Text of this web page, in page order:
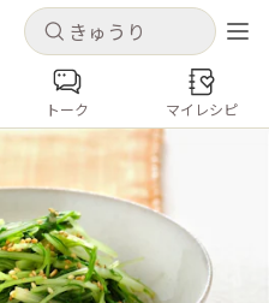
キャンセル
ピを保存できます
キャンセル
コンテンツ
ト
とうもろこし
トーク マイレシピ